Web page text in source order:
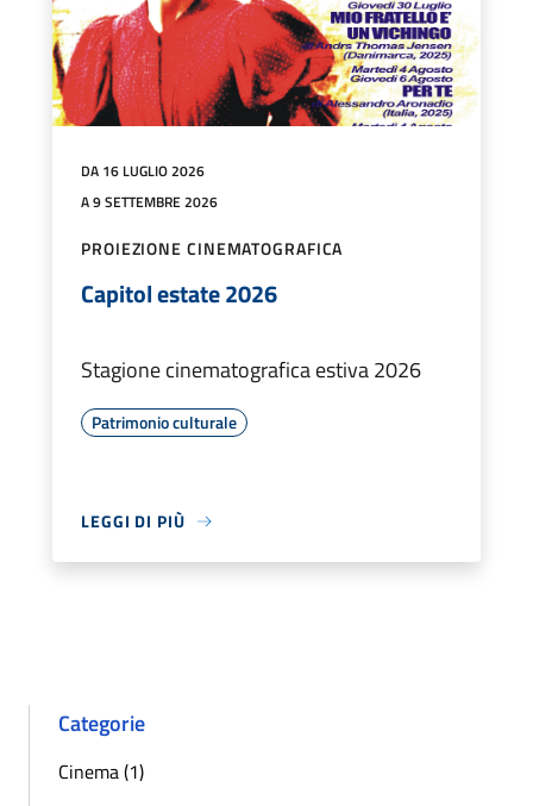
DA 16 LUGLIO 2026
A 9 SETTEMBRE 2026
PROIEZIONE CINEMATOGRAFICA
Capitol estate 2026
Stagione cinematografica estiva 2026
Patrimonio culturale
LEGGI DI PIÙ
Categorie
Cinema (1)